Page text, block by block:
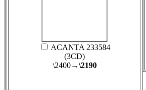
ACANTA 233584
(3CD)
\2400→\2190